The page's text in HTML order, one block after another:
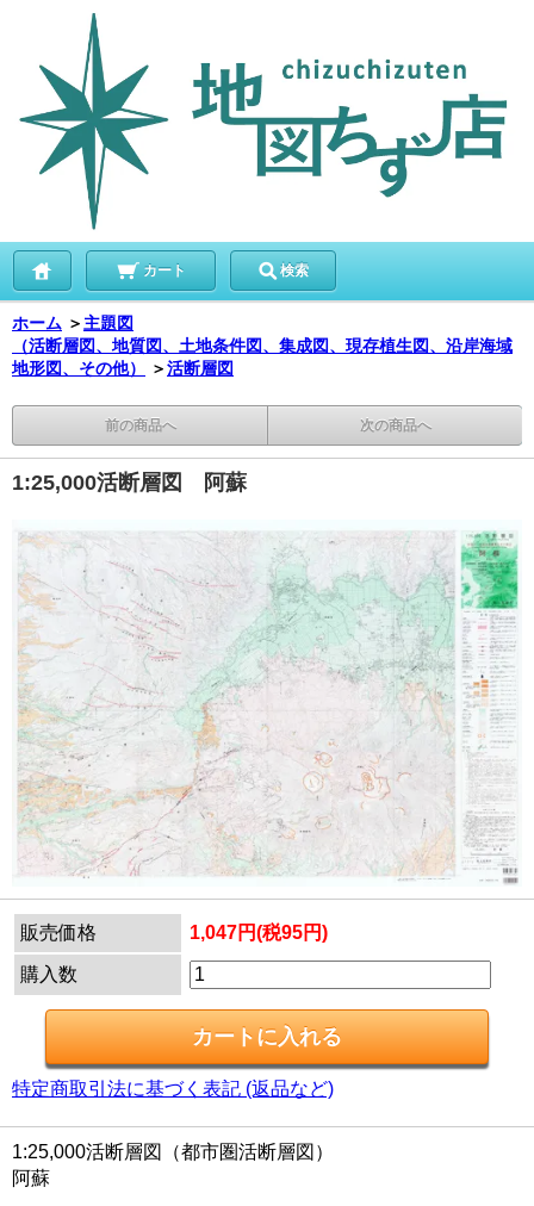
カート 検索
ホーム ＞ 主題図
（活断層図、地質図、土地条件図、集成図、現存植生図、沿岸海域
地形図、その他）
＞活断層図
前の商品へ 次の商品へ
1:25,000活断層図 阿蘇
販売価格 1,047円(税95円)
購入数
特定商取引法に基づく表記 (返品など)
1:25,000活断層図（都市圏活断層図）
阿蘇